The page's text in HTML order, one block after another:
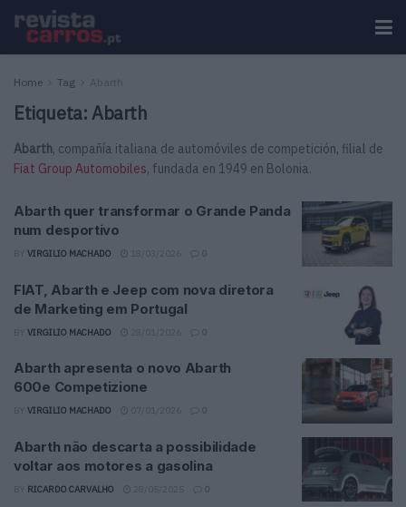
Home Tag Abarth
Etiqueta:Abarth
Abarth, compañía italiana de automóviles de competición, filial de
Fiat Group Automobiles, fundada en 1949 en Bolonia.
Abarth quer transformar o Grande Panda
num desportivo
VIRGILIO MACHADO 0
FIAT, Abarth e Jeep com nova diretora
de Marketing em Portugal
VIRGILIO MACHADO 0
Abarth apresenta o novo Abarth
600e Competizione
VIRGILIO MACHADO 0
Abarth não descarta a possibilidade
voltar aos motores a gasolina
RICARDO CARVALHO 0